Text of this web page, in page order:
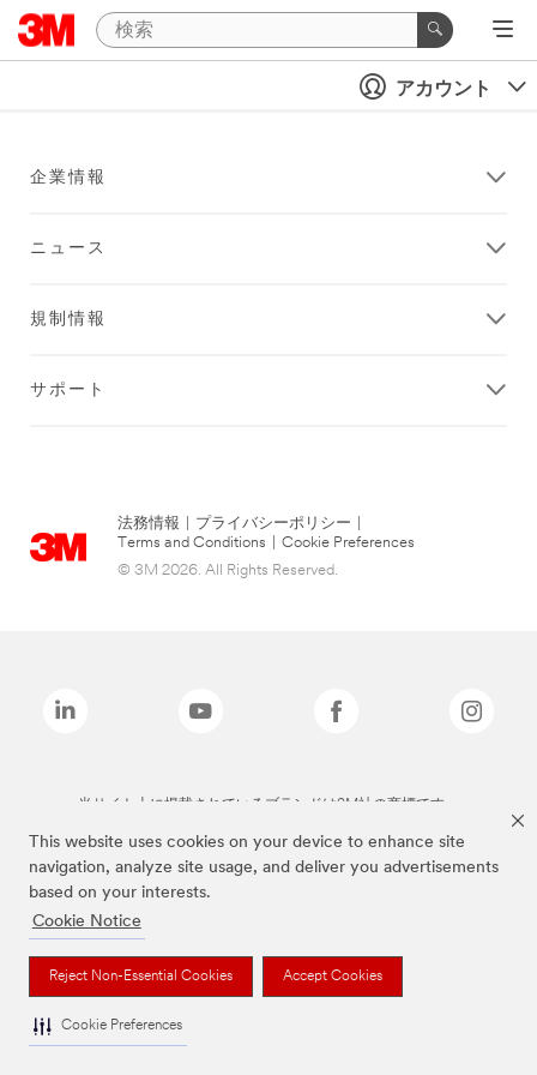
This website uses cookies on your device to enhance site
navigation, analyze site usage, and deliver you advertisements
based on your interests.
Cookie Notice
Reject Non-Essential Cookies Accept Cookies
Cookie Preferences
アカウント
企業情報
ニュース
規制情報
サポート
法務情報 プライバシーポリシー
Terms and Conditions
Cookie Preferences
© 3M 2026. All Rights Reserved.
当サイト上に掲載されているブランドは3M社の商標です。